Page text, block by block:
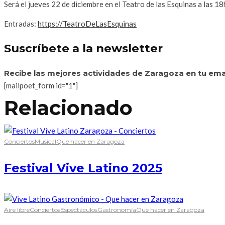
Será el jueves 22 de diciembre en el Teatro de las Esquinas a las
Entradas: https://TeatroDeLasEsquinas
Suscríbete a la newsletter
Recibe las mejores actividades de Zaragoza en tu
[mailpoet_form id="1"]
Relacionado
ConciertosMusicalQue hacer en Zaragoza
Festival Vive Latino 2025
Aire libreConciertosEspectáculosGastronomíaQue hacer en Zaragoza